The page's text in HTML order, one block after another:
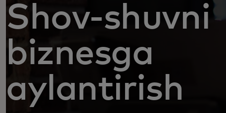
Shov-shuvni
biznesga
aylantirish